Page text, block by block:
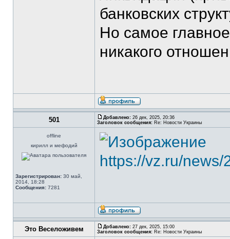
банковских
Но самое
никакого
501 Добавлено: 26 дек, 2025, 20:36
Заголовок сообщения: Re: Новости Украины
offline
кирилл и мефодий
Зарегистрирован: 30 май,
2014, 18:28
Сообщения: 7281
https://vz.ru/
Это Веселоживем Добавлено: 27 дек, 2025, 15:00
Заголовок сообщения: Re: Новости Украины